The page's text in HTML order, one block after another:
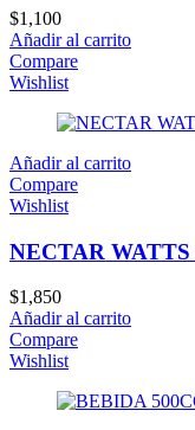
$1,100
Añadir al carrito
Compare
Wishlist
Añadir al carrito
Compare
Wishlist
NECTAR
$1,850
Añadir al carrito
Compare
Wishlist